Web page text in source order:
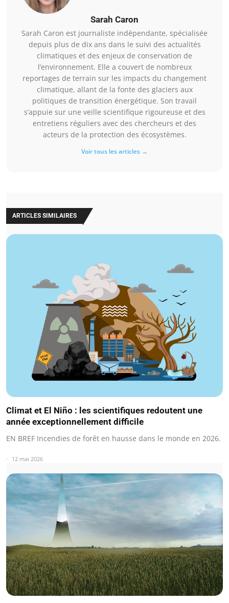
Sarah Caron
Sarah Caron est journaliste indépendante, spécialisée
depuis plus de dix ans dans le suivi des actualités
climatiques et des enjeux de conservation de
l’environnement. Elle a couvert de nombreux
reportages de terrain sur les impacts du changement
climatique, allant de la fonte des glaciers aux
politiques de transition énergétique. Son travail
s’appuie sur une veille scientifique rigoureuse et des
entretiens réguliers avec des chercheurs et des
acteurs de la protection des écosystèmes.
Voir tous les articles →
ARTICLES SIMILAIRES
Climat et El Niño : les scientifiques redoutent une
année exceptionnellement difficile
EN BREF Incendies de forêt en hausse dans le monde en 2026.
12 mai 2026